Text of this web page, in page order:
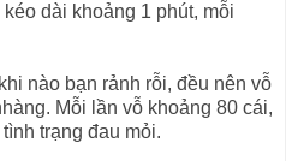
dài khoảng 1 phút, mỗi
nào bạn rảnh rỗi, đều nên vỗ
Mỗi lần vỗ khoảng 80 cái,
trạng đau mỏi.